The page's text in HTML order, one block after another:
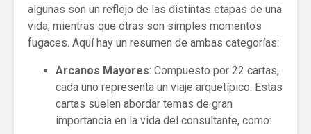
algunas son un reflejo de las distintas etapas de una
vida, mientras que otras son simples momentos
fugaces. Aquí hay un resumen de ambas categorías:
Arcanos Mayores: Compuesto por 22 cartas,
cada uno representa un viaje arquetípico. Estas
cartas suelen abordar temas de gran
importancia en la vida del consultante, como: